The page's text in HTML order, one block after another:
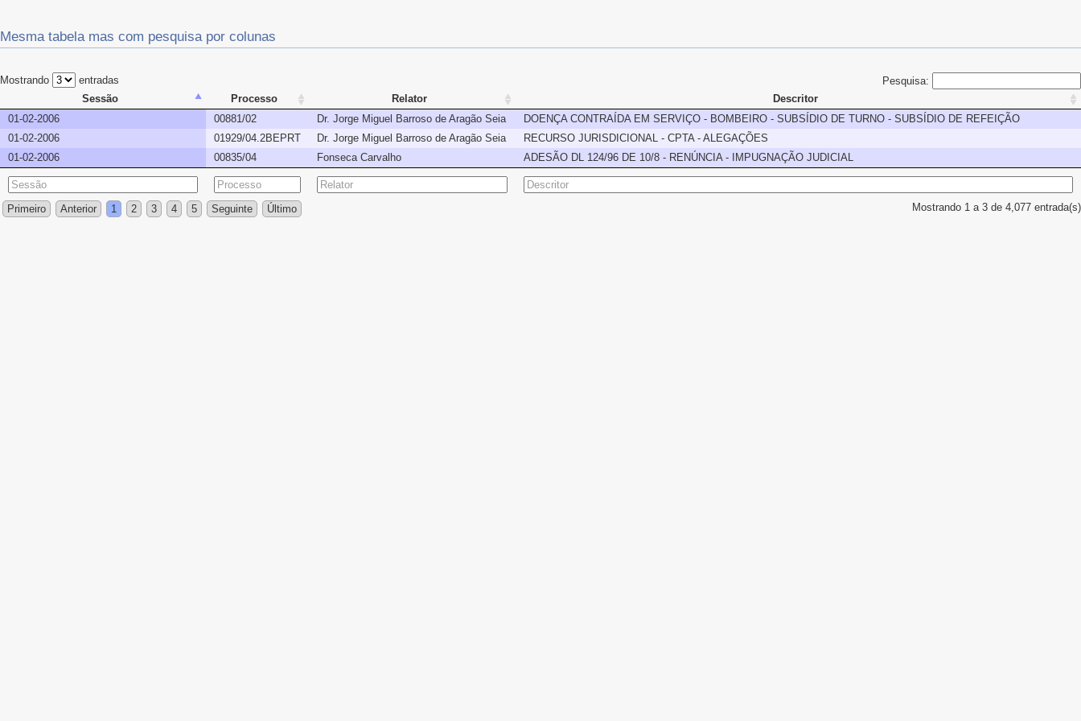
Mesma tabela mas com pesquisa por colunas
Mostrando entradas
Pesquisa:
Sessão
Processo Relator
Descritor
01-02-2006
00881/02 Dr. Jorge Miguel Barroso de Aragão Seia
DOENÇA CONTRAÍDA EM SERVIÇO - BOMBEIRO - SUBSÍDIO DE TURNO - SUBSÍDIO DE REFEIÇÃO
01-02-2006
01929/04.2BEPRT Dr. Jorge Miguel Barroso de Aragão Seia
RECURSO JURISDICIONAL - CPTA - ALEGAÇÕES
01-02-2006
00835/04 Fonseca Carvalho ADESÃO DL 124/96 DE 10/8 - RENÚNCIA - IMPUGNAÇÃO JUDICIAL
Mostrando 1 a 3 de 4,077 entrada(s)
Primeiro Anterior 1 2 3 4 5 Seguinte Último